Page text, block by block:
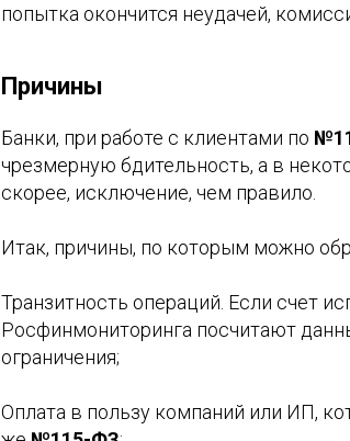
попытка окончится неудачей,
Причины
Банки, при работе с клиентами по
чрезмерную бдительность, а в
скорее, исключение, чем правило.
Итак, причины, по которым можно
Транзитность операций. Если счет
Росфинмониторинга посчитают
ограничения;
Оплата в пользу компаний или ИП,